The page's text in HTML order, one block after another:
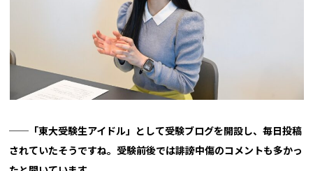
──「東大受験生アイドル」として受験ブログを開設し、毎日投稿
されていたそうですね。受験前後では誹謗中傷のコメントも多かっ